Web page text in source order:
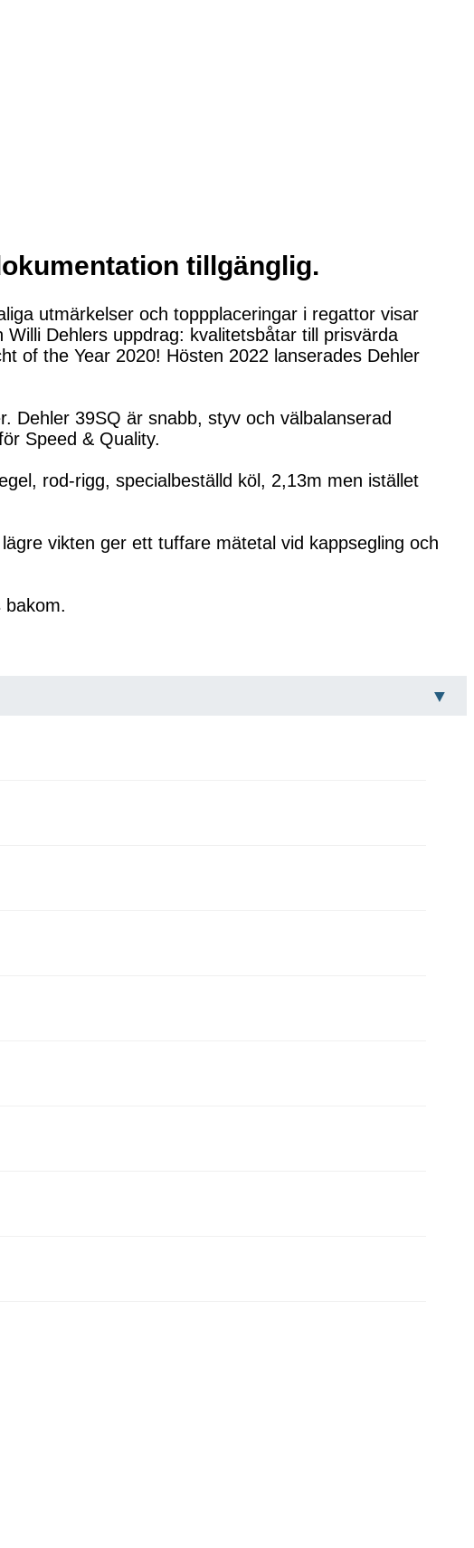
tillgänglig.
utmärkelser och toppplaceringar i regattor visar
Dehlers uppdrag: kvalitetsbåtar till prisvärda
of the Year 2020! Hösten 2022 lanserades Dehler
Dehler 39SQ är snabb, styv och välbalanserad
Speed ​​& Quality.
rod-rigg, specialbeställd köl, 2,13m men istället
vikten ger ett tuffare mätetal vid kappsegling och
bakom.